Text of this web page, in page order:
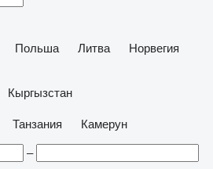
Польша Литва
Норвегия
Кыргызстан
Танзания
Камерун
–